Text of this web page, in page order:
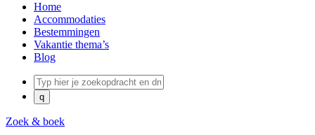
Home
Accommodaties
Bestemmingen
Vakantie thema’s
Blog
Zoek & boek